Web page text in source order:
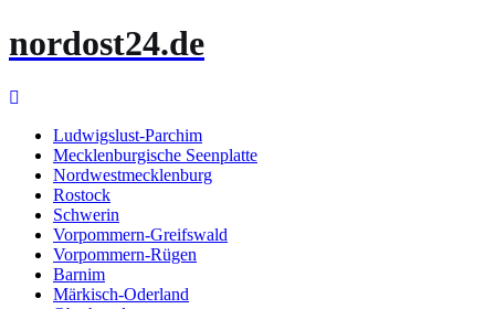
Inhalt
nordost24.de
Ludwigslust-Parchim
Mecklenburgische Seenplatte
Nordwestmecklenburg
Rostock
Schwerin
Vorpommern-Greifswald
Vorpommern-Rügen
Barnim
Märkisch-Oderland